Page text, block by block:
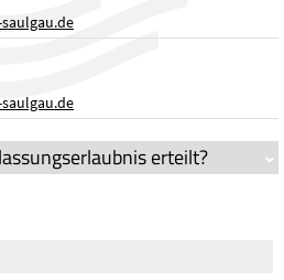
erteilt?